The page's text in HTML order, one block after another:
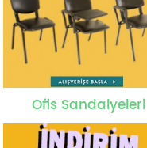
Ofis Sandalyeleri